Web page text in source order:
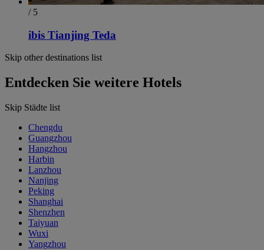
/ 5
ibis Tianjing Teda
Skip other destinations list
Entdecken Sie weitere Hotels
Skip Städte list
Chengdu
Guangzhou
Hangzhou
Harbin
Lanzhou
Nanjing
Peking
Shanghai
Shenzhen
Taiyuan
Wuxi
Yangzhou